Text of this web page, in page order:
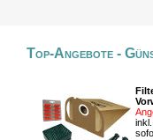
Top-Angebote -